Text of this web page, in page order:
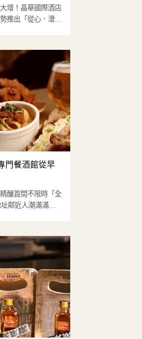
增！晶華國際酒店
推出「從心．澄
門餐酒館從早
釀首間不限時「全
鄰近人潮滿滿的